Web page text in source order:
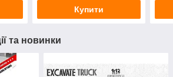
Купити
та новинки